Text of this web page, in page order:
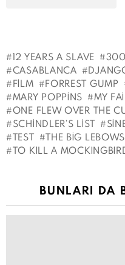
12 YEARS A SLAVE 300
CASABLANCA
FILM
FORREST GUMP
MARY POPPINS
MY
ONE FLEW OVER THE
SCHINDLER’S LIST
TEST
THE BIG
TO KILL A
BUNLARI DA